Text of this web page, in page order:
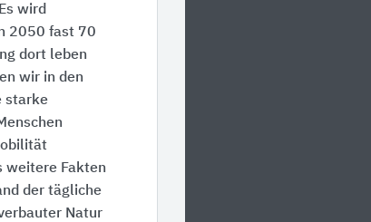
wird
2050 fast 70
dort leben
wir in den
starke
weitere Fakten
der tägliche
Natur